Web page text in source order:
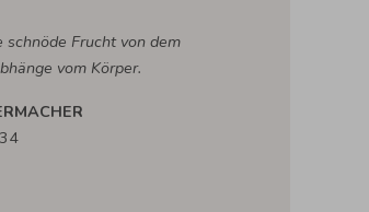
Frucht von dem
vom Körper.